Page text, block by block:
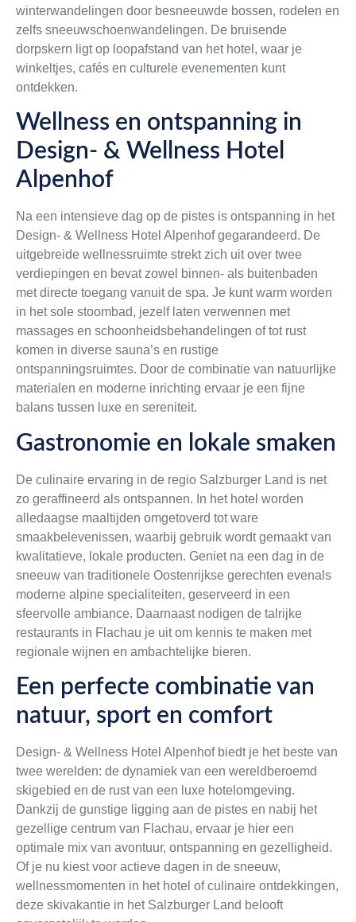
winterwandelingen door besneeuwde bossen, rodelen en
zelfs sneeuwschoenwandelingen. De bruisende
dorpskern ligt op loopafstand van het hotel, waar je
winkeltjes, cafés en culturele evenementen kunt
ontdekken.
Wellness en ontspanning in
Design- & Wellness Hotel
Alpenhof
Na een intensieve dag op de pistes is ontspanning in het
Design- & Wellness Hotel Alpenhof gegarandeerd. De
uitgebreide wellnessruimte strekt zich uit over twee
verdiepingen en bevat zowel binnen- als buitenbaden
met directe toegang vanuit de spa. Je kunt warm worden
in het sole stoombad, jezelf laten verwennen met
massages en schoonheidsbehandelingen of tot rust
komen in diverse sauna’s en rustige
ontspanningsruimtes. Door de combinatie van natuurlijke
materialen en moderne inrichting ervaar je een fijne
balans tussen luxe en sereniteit.
Gastronomie en lokale smaken
De culinaire ervaring in de regio Salzburger Land is net
zo geraffineerd als ontspannen. In het hotel worden
alledaagse maaltijden omgetoverd tot ware
smaakbelevenissen, waarbij gebruik wordt gemaakt van
kwalitatieve, lokale producten. Geniet na een dag in de
sneeuw van traditionele Oostenrijkse gerechten evenals
moderne alpine specialiteiten, geserveerd in een
sfeervolle ambiance. Daarnaast nodigen de talrijke
restaurants in Flachau je uit om kennis te maken met
regionale wijnen en ambachtelijke bieren.
Een perfecte combinatie van
natuur, sport en comfort
Design- & Wellness Hotel Alpenhof biedt je het beste van
twee werelden: de dynamiek van een wereldberoemd
skigebied en de rust van een luxe hotelomgeving.
Dankzij de gunstige ligging aan de pistes en nabij het
gezellige centrum van Flachau, ervaar je hier een
optimale mix van avontuur, ontspanning en gezelligheid.
Of je nu kiest voor actieve dagen in de sneeuw,
wellnessmomenten in het hotel of culinaire ontdekkingen,
deze skivakantie in het Salzburger Land belooft